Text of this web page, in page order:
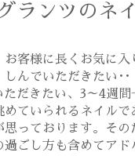
ランツのネ
お客様に長くお気に入
しんでいただきたい･･
だきたい、3～4週間
めていられるネイルで
思っております。その
過ごし方も含めてアド